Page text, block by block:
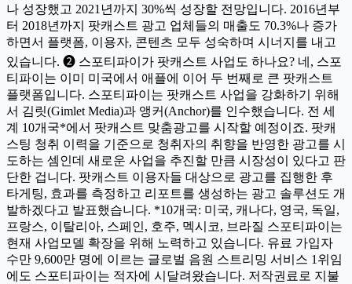
나 성장했고 2021년까지 30%씩 성장할 전망입니다. 2016년부
터 2018년까지 팟캐스트 광고 업체들의 매출도 70.3%나 증가
하면서 플랫폼, 이용자, 콘텐츠 모두 성숙하며 시너지를 내고
있습니다. ❷ 스포티파이가 팟캐스트 사업도 하나요? 네, 스포
티파이는 이미 미국에서 애플에 이어 두 번째로 큰 팟캐스트
플랫폼입니다. 스포티파이는 팟캐스트 사업을 강화하기 위해
서 김릿(Gimlet Media)과 앵커(Anchor)를 인수했습니다. 전 세
계 10개국*에서 팟캐스트 맞춤광고를 시작할 예정이죠. 팟캐
스팅 청취 이력을 기준으로 청취자의 취향을 반영한 광고를 시
도하는 셈인데 새로운 사업을 추진할 만큼 시장성이 있다고 판
단한 겁니다. 팟캐스트 이용자들 대상으로 광고를 집행한 후
타게팅, 효과를 측정하고 리포트를 생성하는 광고 솔루션도 개
발하겠다고 발표했습니다. *10개국: 미국, 캐나다, 영국, 독일,
프랑스, 이탈리아, 스페인, 호주, 멕시코, 브라질 스포티파이는
현재 사업모델 확장을 위해 노력하고 있습니다. 유료 가입자
수만 9,600만 명에 이르는 글로벌 음원 스트리밍 서비스 1위임
에도 스포티파이는 적자에 시달려왔습니다. 저작권료로 지불